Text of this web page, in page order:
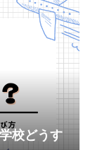
校どうす